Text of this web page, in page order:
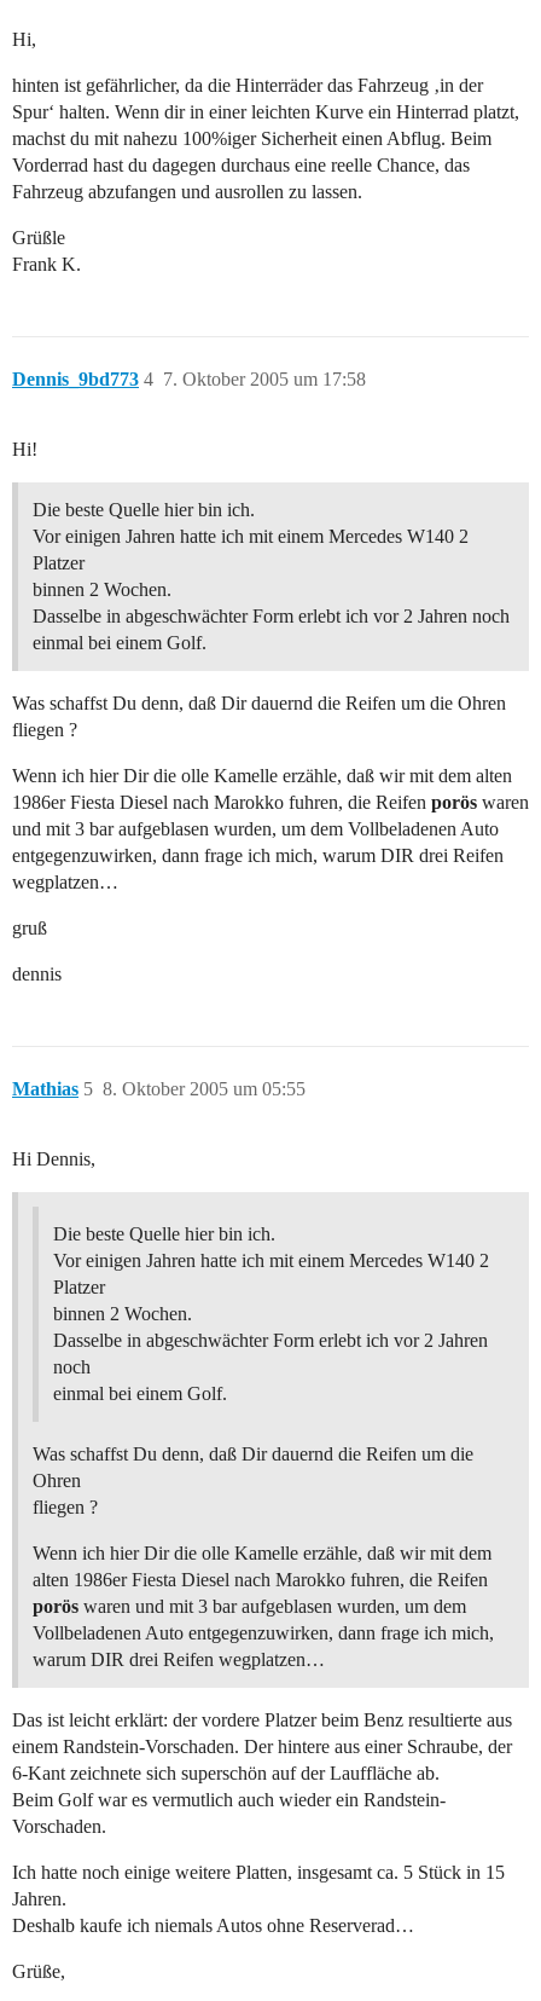
Hi,
hinten ist gefährlicher, da die Hinterräder das Fahrzeug ‚in der
Spur‘ halten. Wenn dir in einer leichten Kurve ein Hinterrad platzt,
machst du mit nahezu 100%iger Sicherheit einen Abflug. Beim
Vorderrad hast du dagegen durchaus eine reelle Chance, das
Fahrzeug abzufangen und ausrollen zu lassen.
Grüßle
Frank K.
Dennis_9bd773 7. Oktober 2005 um 17:58
4
Hi!
Die beste Quelle hier bin ich.
Vor einigen Jahren hatte ich mit einem Mercedes W140 2
Platzer
binnen 2 Wochen.
Dasselbe in abgeschwächter Form erlebt ich vor 2 Jahren noch
einmal bei einem Golf.
Was schaffst Du denn, daß Dir dauernd die Reifen um die Ohren
fliegen ?
Wenn ich hier Dir die olle Kamelle erzähle, daß wir mit dem alten
1986er Fiesta Diesel nach Marokko fuhren, die Reifen porös waren
und mit 3 bar aufgeblasen wurden, um dem Vollbeladenen Auto
entgegenzuwirken, dann frage ich mich, warum DIR drei Reifen
wegplatzen…
gruß
dennis
Mathias 8. Oktober 2005 um 05:55
5
Hi Dennis,
Die beste Quelle hier bin ich.
Vor einigen Jahren hatte ich mit einem Mercedes W140 2
Platzer
binnen 2 Wochen.
Dasselbe in abgeschwächter Form erlebt ich vor 2 Jahren
noch
einmal bei einem Golf.
Was schaffst Du denn, daß Dir dauernd die Reifen um die
Ohren
fliegen ?
Wenn ich hier Dir die olle Kamelle erzähle, daß wir mit dem
alten 1986er Fiesta Diesel nach Marokko fuhren, die Reifen
porös waren und mit 3 bar aufgeblasen wurden, um dem
Vollbeladenen Auto entgegenzuwirken, dann frage ich mich,
warum DIR drei Reifen wegplatzen…
Das ist leicht erklärt: der vordere Platzer beim Benz resultierte aus
einem Randstein-Vorschaden. Der hintere aus einer Schraube, der
6-Kant zeichnete sich superschön auf der Lauffläche ab.
Beim Golf war es vermutlich auch wieder ein Randstein-
Vorschaden.
Ich hatte noch einige weitere Platten, insgesamt ca. 5 Stück in 15
Jahren.
Deshalb kaufe ich niemals Autos ohne Reserverad…
Grüße,